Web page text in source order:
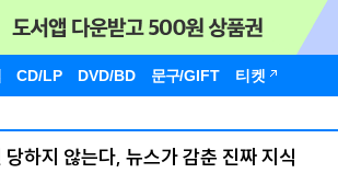
CD/LP DVD/BD 문구/GIFT 티켓